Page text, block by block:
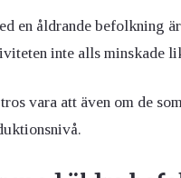
en åldrande befolkning
inte alls minskade
vara att även om de